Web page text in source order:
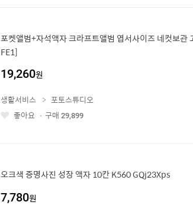
포켓앨범+자석액자 크라프트앨범 엽서사이즈 네컷보관
FE1]
19,260원
좋
생활서비스
포토스튜디오
좋아요
구매 29,899
오크색 증명사진 성장 액자 10칸 K560 GQj23Xps
7,780원